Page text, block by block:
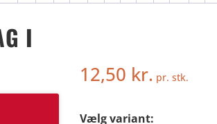
I
12,50 kr. pr. stk.
Vælg variant: